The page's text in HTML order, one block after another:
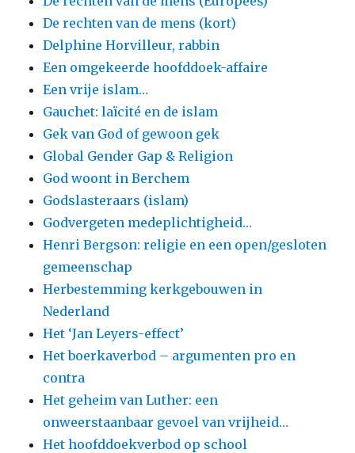
De rechten van de mens (kort)
Delphine Horvilleur, rabbin
Een omgekeerde hoofddoek-affaire
Een vrije islam…
Gauchet: laïcité en de islam
Gek van God of gewoon gek
Global Gender Gap & Religion
God woont in Berchem
Godslasteraars (islam)
Godvergeten medeplichtigheid…
Henri Bergson: religie en een open/gesloten
gemeenschap
Herbestemming kerkgebouwen in
Nederland
Het ‘Jan Leyers-effect’
Het boerkaverbod – argumenten pro en
contra
Het geheim van Luther: een
onweerstaanbaar gevoel van vrijheid…
Het hoofddoekverbod op school